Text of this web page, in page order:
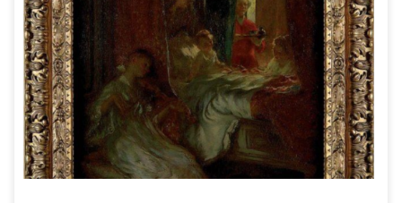
Le jeune roi Huile sur panneau signée en bas à droite. 60 x 60 cm
Cette scène de l’enfant roi […]